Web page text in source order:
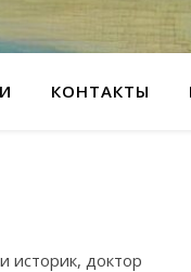
КОНТАКТЫ
историк, доктор